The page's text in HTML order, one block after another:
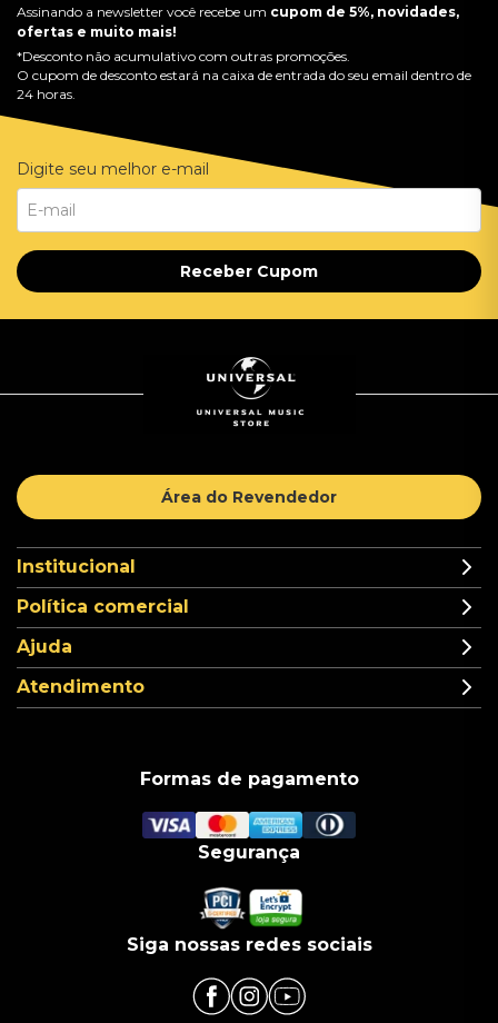
Assinando a newsletter você recebe um cupom de 5%, novidades,
ofertas e muito mais!
*Desconto não acumulativo com outras promoções.
O cupom de desconto estará na caixa de entrada do seu email dentro de
24 horas.
Digite seu melhor e-mail
Receber Cupom
Área do Revendedor
Institucional
Política comercial
Ajuda
Atendimento
Formas de pagamento
Segurança
Siga nossas redes sociais